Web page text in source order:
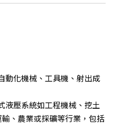
動化機械、工具機、射出成
液壓系統如工程機械、挖土
、農業或採礦等行業，包括